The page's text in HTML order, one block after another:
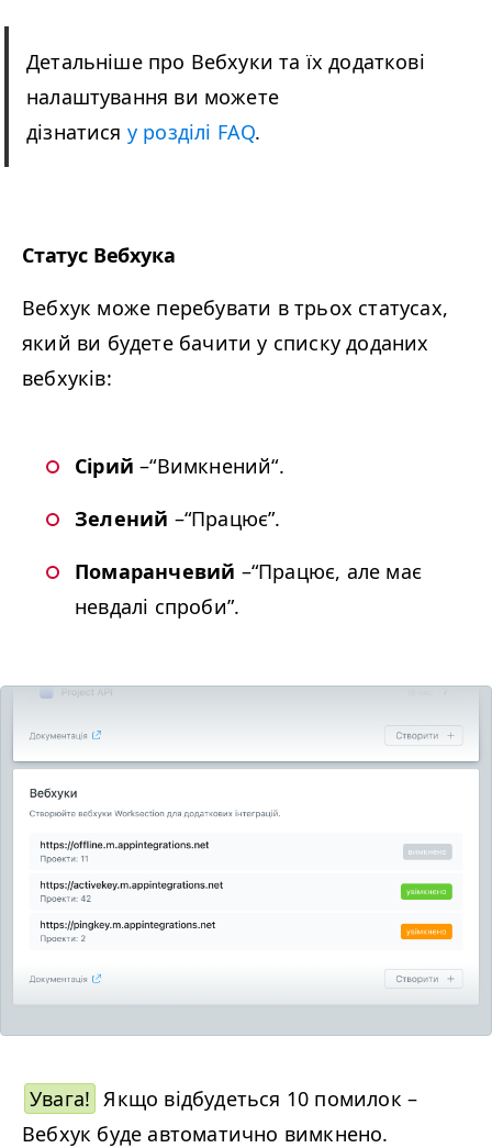
Детальніше про Вебхуки та їх додаткові
налаштування ви можете
дізнатися у розділі FAQ.
Статус Вебхука
Вебхук може перебувати в трьох статусах,
який ви будете бачити у списку доданих
вебхуків:
Сірий –“Вимкнений“.
Зелений –“Працює”.
Помаранчевий –“Працює, але має
невдалі спроби”.
Увага! Якщо відбудеться 10 помилок –
Вебхук буде автоматично вимкнено.